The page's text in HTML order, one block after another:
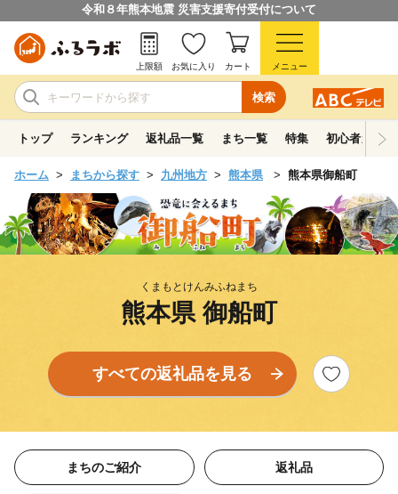
令和８年熊本地震 災害支援寄付受付について
検索
上限額 お気に入り カート メニュー
トップ ランキング 返礼品一覧 まち一覧 特集 初心者ガイド
ホーム まちから探す 九州地方 熊本県 熊本県御船町
くまもとけんみふねまち
熊本県 御船町
すべての返礼品を見る
まちのご紹介 返礼品